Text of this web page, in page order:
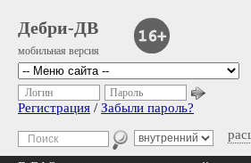
Дебри-ДВ
мобильная версия
Логин Пароль
Регистрация / Забыли пароль?